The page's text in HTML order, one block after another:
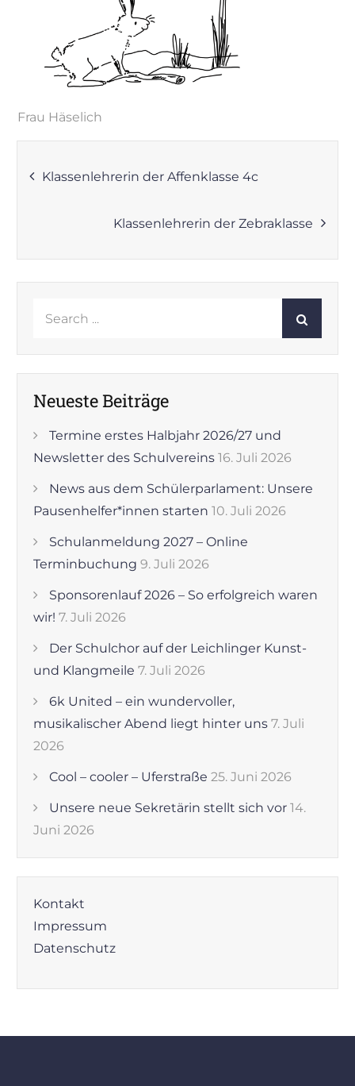
Frau Häselich
Beitragsnavigation
Klassenlehrerin der Affenklasse 4c
Klassenlehrerin der Zebraklasse
Neueste Beiträge
Termine erstes Halbjahr 2026/27 und
Newsletter des Schulvereins 16. Juli 2026
News aus dem Schülerparlament: Unsere
Pausenhelfer*innen starten 10. Juli 2026
Schulanmeldung 2027 – Online
Terminbuchung 9. Juli 2026
Sponsorenlauf 2026 – So erfolgreich waren
wir! 7. Juli 2026
Der Schulchor auf der Leichlinger Kunst-
und Klangmeile 7. Juli 2026
6k United – ein wundervoller,
musikalischer Abend liegt hinter uns 7. Juli
2026
Cool – cooler – Uferstraße 25. Juni 2026
Unsere neue Sekretärin stellt sich vor 14.
Juni 2026
Kontakt
Impressum
Datenschutz